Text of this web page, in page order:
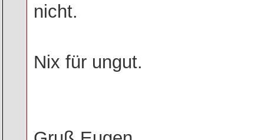
nicht.
Nix für ungut.